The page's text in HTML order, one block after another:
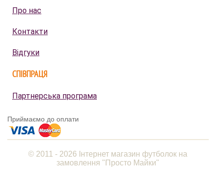
Про нас
Контакти
Відгуки
СПІВПРАЦЯ
Партнерська програма
Приймаємо до оплати
© 2011 - 2026 Інтернет магазин футболок на
замовлення "Просто Майки"